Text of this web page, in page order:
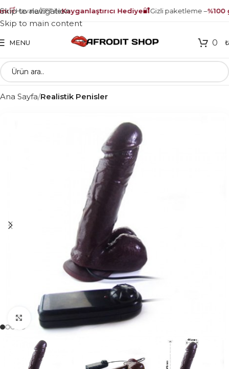
🛒Havale/EFT ileKayganlaştırıcı Hediye🔐Gizli paketleme –%100
Skip to navigation
Skip to main content
MENU 0 ₺
Ana Sayfa Realistik Penisler
Click to enlarge